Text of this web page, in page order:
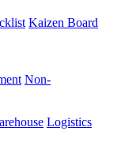
Kaizen Board
Non-
Logistics